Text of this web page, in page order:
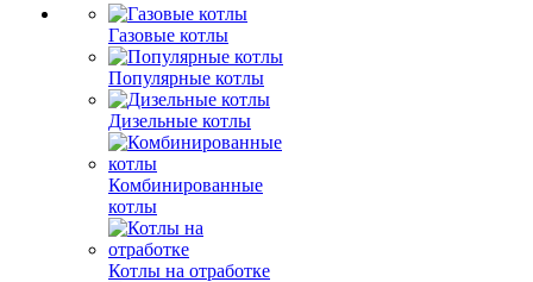
Газовые котлы
Популярные котлы
Дизельные котлы
Комбинированные
котлы
Котлы на отработке